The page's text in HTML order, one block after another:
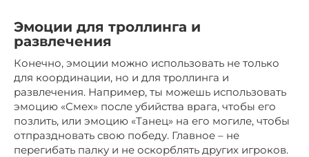
Эмоции для троллинга и
развлечения
Конечно, эмоции можно использовать не только
для координации, но и для троллинга и
развлечения. Например, ты можешь использовать
эмоцию «Смех» после убийства врага, чтобы его
позлить, или эмоцию «Танец» на его могиле, чтобы
отпраздновать свою победу. Главное – не
перегибать палку и не оскорблять других игроков.